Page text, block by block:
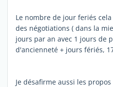
Le nombre de jour feriés
des négotiations ( dans la
jours par an avec 1 jours de
d'ancienneté + jours fériés,
Je désafirme aussi les